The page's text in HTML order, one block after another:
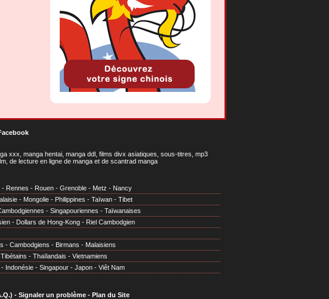
xxx, manga hentai, manga ddl, films divx asiatiques, sous-titres, mp3
de lecture en ligne de manga et de scantrad manga
- Rennes - Rouen - Grenoble - Metz - Nancy
- Mongolie - Philippines - Taïwan - Tibet
- Singapouriennes - Taïwanaises
- Dollars de Hong-Kong - Riel Cambodgien
- Cambodgiens - Birmans - Malaisiens
Tibétains - Thaïlandais - Vietnamiens
- Indonésie - Singapour - Japon - Viêt Nam
- Signaler un problème- Plan du Site